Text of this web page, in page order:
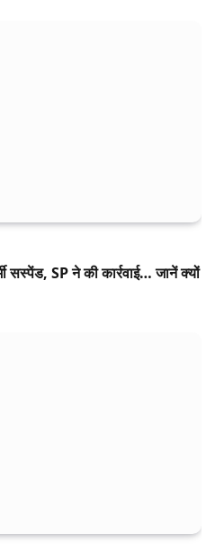
सस्पेंड, SP ने की कार्रवाई… जानें क्यों